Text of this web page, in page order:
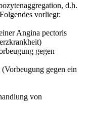
d.h.
vorliegt:
Angina pectoris
gegen
gegen ein
von